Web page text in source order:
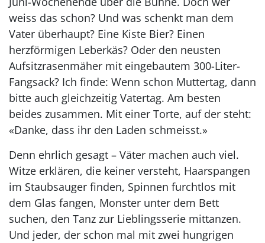
weiss das schon? Und was schenkt man dem
Vater überhaupt? Eine Kiste Bier? Einen
herzförmigen Leberkäs? Oder den neusten
Aufsitzrasenmäher mit eingebautem 300-Liter-
Fangsack? Ich finde: Wenn schon Muttertag, dann
bitte auch gleichzeitig Vatertag. Am besten
beides zusammen. Mit einer Torte, auf der steht:
«Danke, dass ihr den Laden schmeisst.»
Denn ehrlich gesagt – Väter machen auch viel.
Witze erklären, die keiner versteht, Haarspangen
im Staubsauger finden, Spinnen furchtlos mit
dem Glas fangen, Monster unter dem Bett
suchen, den Tanz zur Lieblingsserie mittanzen.
Und jeder, der schon mal mit zwei hungrigen